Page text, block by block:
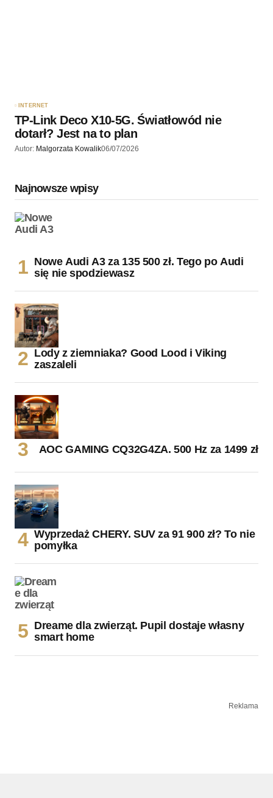
INTERNET
TP-Link Deco X10-5G. Światłowód nie
dotarł? Jest na to plan
Autor: Malgorzata Kowalik06/07/2026
Najnowsze wpisy
Nowe Audi A3 za 135 500 zł. Tego po Audi
się nie spodziewasz
Lody z ziemniaka? Good Lood i Viking
zaszaleli
AOC GAMING CQ32G4ZA. 500 Hz za 1499 zł
Wyprzedaż CHERY. SUV za 91 900 zł? To nie
pomyłka
Dreame dla zwierząt. Pupil dostaje własny
smart home
Reklama